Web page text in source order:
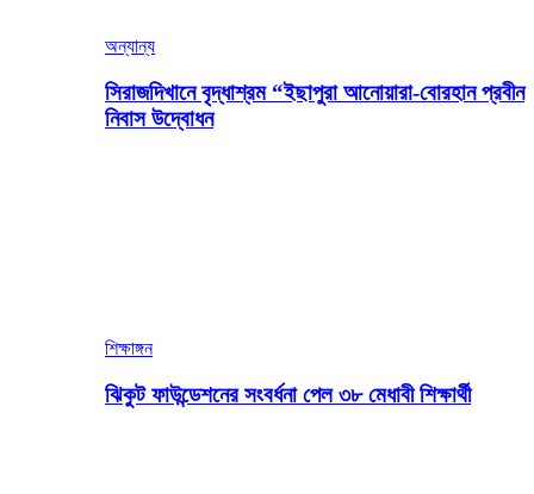
অন্যান্য
সিরাজদিখানে বৃদ্ধাশ্রম “ইছাপুরা আনোয়ারা-বোরহান প্রবীন
নিবাস উদ্বোধন
শিক্ষাঙ্গন
ঝিকুট ফাউন্ডেশনের সংবর্ধনা পেল ৩৮ মেধাবী শিক্ষার্থী